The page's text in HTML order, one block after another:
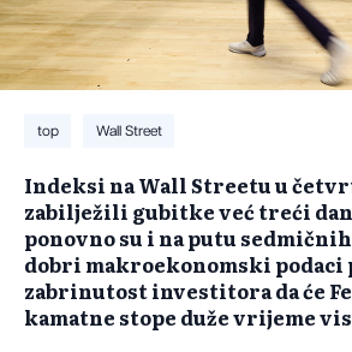
top Wall Street
Indeksi na Wall Streetu u
zabilježili gubitke već treći dan
ponovno su i na putu
dobri makroekonomski podaci
zabrinutost investitora da će
kamatne stope duže vrijeme